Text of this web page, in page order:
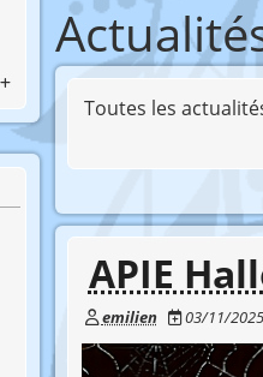
Toutes les
APIE
emilien 03/11/2025